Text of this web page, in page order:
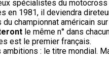
spécialistes du
en 1981, il deviendra
championnat américain
le même n° dans
est le premier français.
: le titre mondial.